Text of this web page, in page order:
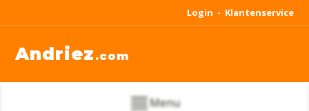
Login - Klantenservice
Andriez .com
Menu